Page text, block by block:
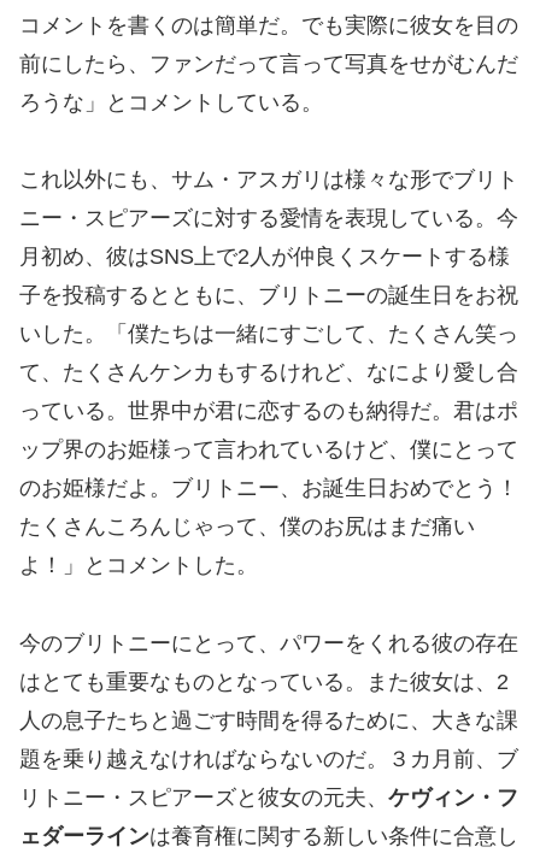
コメントを書くのは簡単だ。でも実際に彼女を目の
前にしたら、ファンだって言って写真をせがむんだ
ろうな」とコメントしている。
これ以外にも、サム・アスガリは様々な形でブリト
ニー・スピアーズに対する愛情を表現している。今
月初め、彼はSNS上で2人が仲良くスケートする様
子を投稿するとともに、ブリトニーの誕生日をお祝
いした。「僕たちは一緒にすごして、たくさん笑っ
て、たくさんケンカもするけれど、なにより愛し合
っている。世界中が君に恋するのも納得だ。君はポ
ップ界のお姫様って言われているけど、僕にとって
のお姫様だよ。ブリトニー、お誕生日おめでとう！
たくさんころんじゃって、僕のお尻はまだ痛い
よ！」とコメントした。
今のブリトニーにとって、パワーをくれる彼の存在
はとても重要なものとなっている。また彼女は、2
人の息子たちと過ごす時間を得るために、大きな課
題を乗り越えなければならないのだ。３カ月前、ブ
リトニー・スピアーズと彼女の元夫、 ケヴィン・フ
ェダーラインは養育権に関する新しい条件に合意し